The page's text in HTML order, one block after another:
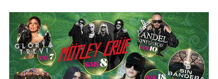
Esa conversión todavía no ocurre: se proyecta para 2027.
Azcárraga ha reducido considerablemente sus acciones
de la compañía, aunque conserva (vía un fideicomiso
familiar y una clase especial de acciones) el control formal
del voto de la empresa, independientemente de cuánto
capital tenga cada quien. En resumidas cuentas, aunque